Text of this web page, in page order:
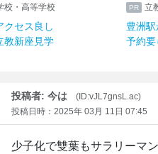
校・高等学校
クセス良し
教新座見学
立
豊洲
予約
投稿者: 今は
(ID:vJL7gnsL.ac)
投稿日時：2025年 03月 11日 07:45
少子化で雙葉もサラリーマ